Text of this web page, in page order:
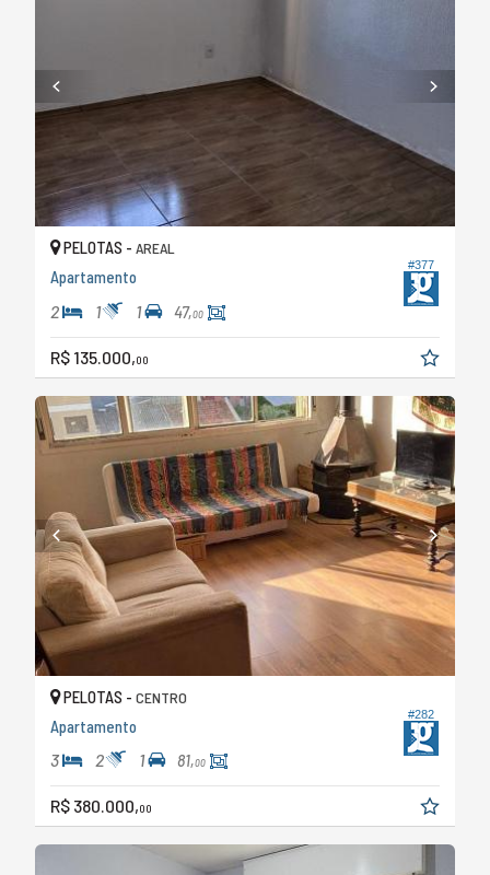
#377
PELOTAS - AREAL
Apartamento
2 1 1 47,00
R$ 135.000,00
#282
PELOTAS - CENTRO
Apartamento
3 2 1 81,00
R$ 380.000,00